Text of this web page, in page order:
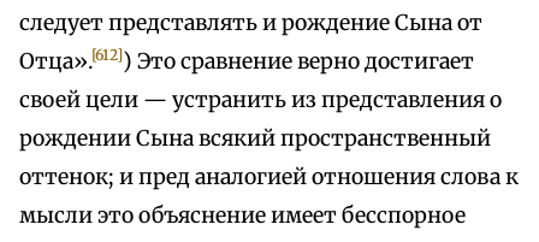
следует представлять и рождение Сына от
Отца».[612]) Это сравнение верно достигает
своей цели — устранить из представления о
рождении Сына всякий пространственный
оттенок; и пред аналогией отношения слова к
мысли это объяснение имеет бесспорное